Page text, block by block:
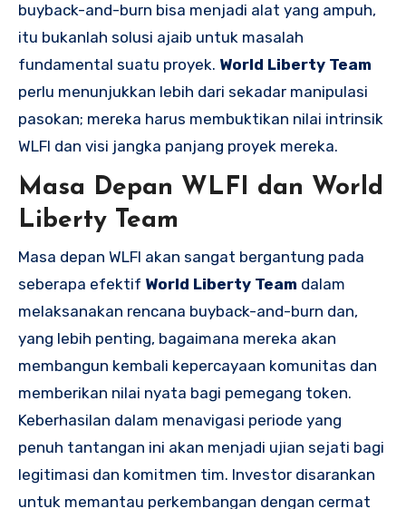
buyback-and-burn bisa menjadi alat yang ampuh,
itu bukanlah solusi ajaib untuk masalah
fundamental suatu proyek. World Liberty Team
perlu menunjukkan lebih dari sekadar manipulasi
pasokan; mereka harus membuktikan nilai intrinsik
WLFI dan visi jangka panjang proyek mereka.
Masa Depan WLFI dan World
Liberty Team
Masa depan WLFI akan sangat bergantung pada
seberapa efektif World Liberty Team dalam
melaksanakan rencana buyback-and-burn dan,
yang lebih penting, bagaimana mereka akan
membangun kembali kepercayaan komunitas dan
memberikan nilai nyata bagi pemegang token.
Keberhasilan dalam menavigasi periode yang
penuh tantangan ini akan menjadi ujian sejati bagi
legitimasi dan komitmen tim. Investor disarankan
untuk memantau perkembangan dengan cermat